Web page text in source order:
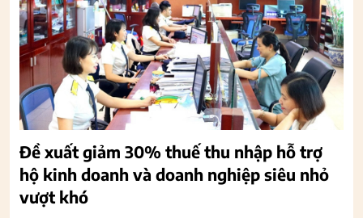
Đề xuất giảm 30% thuế thu nhập hỗ trợ
hộ kinh doanh và doanh nghiệp siêu nhỏ
vượt khó